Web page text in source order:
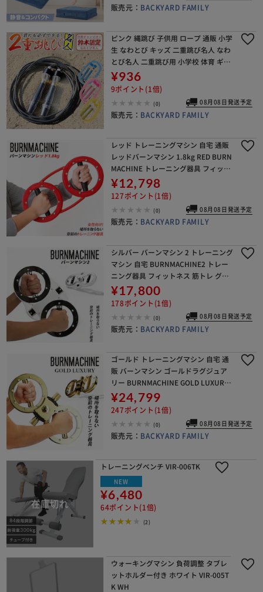
販売元： BACKYARD FAMILY
ピンク 縄跳び 子供用 ロープ 通販 小学
生 なわとび キッズ 二重跳び名人 なわ
とび名人 二重跳び用 小学校 体育 ギフ
ト プレゼント 入学 卒園 記念品 とび縄
スポーツ器具 トレーニング フィッ
¥936
9ポイント(1倍)
(0) 08月08日発送予定
販売元： BACKYARD FAMILY
レッド トレーニングマシン 自宅 通販
レッドバーンマシン 1.8kg RED BURN
MACHINE トレーニング器具 フィット
ネス ライト 軽量 軽め レディース 女性
向け 筋トレ 二の腕 腹筋
¥12,798
127ポイント(1倍)
(0) 08月08日発送予定
販売元： BACKYARD FAMILY
シルバー バーンマシン 2 トレーニング
マシン 自宅 BURNMACHINE2 トレー
ニング器具 フィットネス 筋トレ グッ
ズ 運動 シェイプアップ 引き締め 二の
腕 上腕二頭筋 腹筋 背筋 大胸筋
¥17,800
178ポイント(1倍)
(0) 08月08日発送予定
販売元： BACKYARD FAMILY
ゴールド トレーニングマシン 自宅 通
販 バーンマシン ゴールドラグジュア
リー BURNMACHINE GOLD LUXURY
トレーニング器具 フィットネス 筋ト
レ 運動 シェイプアップ 引き締め
¥24,799
247ポイント(1倍)
(0) 08月08日発送予定
販売元： BACKYARD FAMILY
トレーニングベンチ VIR-006TK
NEW
¥6,480
64ポイント(1倍)
(2)
ウォーキングマシン 負荷調整 タブレ
ットホルダー付き ホワイト VIR-005T
K WH